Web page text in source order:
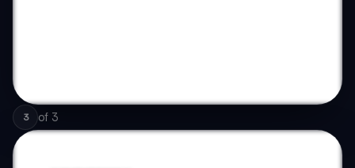
3 of 3